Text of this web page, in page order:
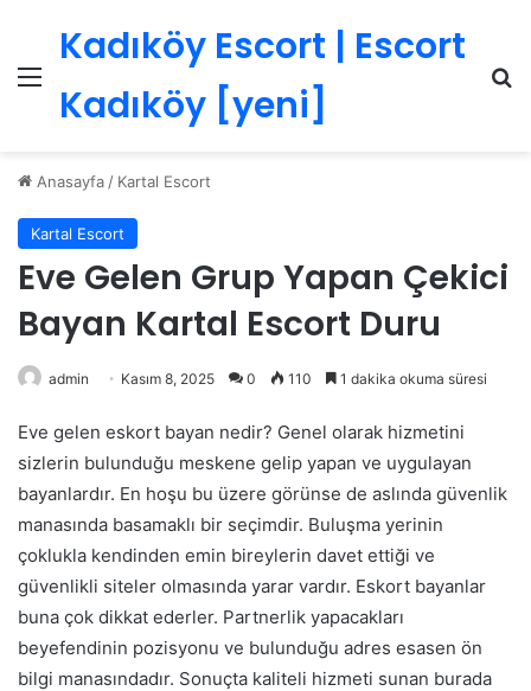
Menü
Kadıköy Escort | Escort
Kadıköy [yeni]
Anasayfa / Kartal Escort
Kartal Escort
Eve Gelen Grup Yapan Çekici
Bayan Kartal Escort Duru
admin Kasım 8, 2025 0 110 1 dakika okuma süresi
Eve gelen eskort bayan nedir? Genel olarak hizmetini
sizlerin bulunduğu meskene gelip yapan ve uygulayan
bayanlardır. En hoşu bu üzere görünse de aslında güvenlik
manasında basamaklı bir seçimdir. Buluşma yerinin
çoklukla kendinden emin bireylerin davet ettiği ve
güvenlikli siteler olmasında yarar vardır. Eskort bayanlar
buna çok dikkat ederler. Partnerlik yapacakları
beyefendinin pozisyonu ve bulunduğu adres esasen ön
bilgi manasındadır. Sonuçta kaliteli hizmeti sunan burada